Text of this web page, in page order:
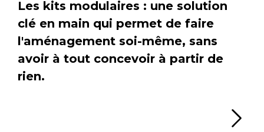
Les kits modulaires : une solution
clé en main qui permet de faire
l'aménagement soi-même, sans
avoir à tout concevoir à partir de
rien.